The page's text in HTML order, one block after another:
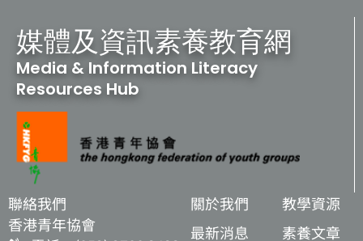
媒體及資訊素養教育網
Media & Information Literacy
Resources Hub
聯絡我們
香港青年協會
關於我們
最新消息
教學資源
素養文章